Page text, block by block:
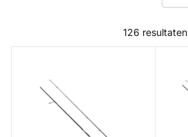
126 resultaten